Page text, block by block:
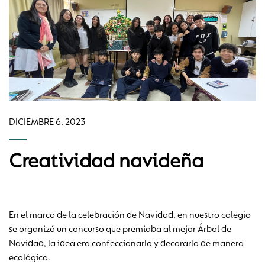
DICIEMBRE 6, 2023
Creatividad navideña
En el marco de la celebración de Navidad, en nuestro colegio
se organizó un concurso que premiaba al mejor Árbol de
Navidad, la idea era confeccionarlo y decorarlo de manera
ecológica.